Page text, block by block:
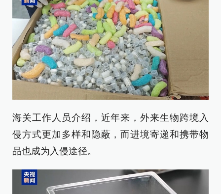
海关工作人员介绍，近年来，外来生物跨境入
侵方式更加多样和隐蔽，而进境寄递和携带物
品也成为入侵途径。